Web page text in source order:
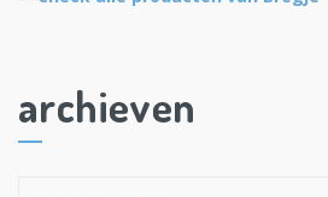
archieven